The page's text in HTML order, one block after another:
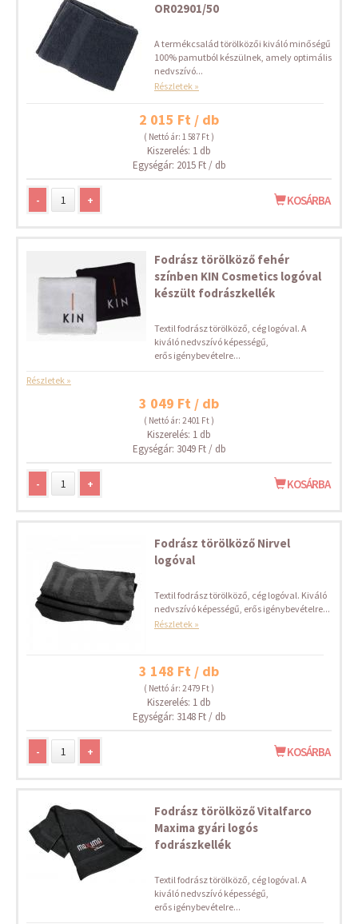
OR02901/50
A termékcsalád törölközői kiváló minőségű
100% pamutból készülnek, amely optimális
nedvszívó...
Részletek »
2 015 Ft / db
( Nettó ár: 1 587 Ft )
Kiszerelés: 1 db
Egységár: 2015 Ft / db
- + KOSÁRBA
Fodrász törölköző fehér
színben KIN Cosmetics logóval
készült fodrászkellék
Textil fodrász törölköző, cég logóval. A
kiváló nedvszívó képességű,
erős igénybevételre...
Részletek »
3 049 Ft / db
( Nettó ár: 2 401 Ft )
Kiszerelés: 1 db
Egységár: 3049 Ft / db
- + KOSÁRBA
Fodrász törölköző Nirvel
logóval
Textil fodrász törölköző, cég logóval. Kiváló
nedvszívó képességű, erős igénybevételre...
Részletek »
3 148 Ft / db
( Nettó ár: 2 479 Ft )
Kiszerelés: 1 db
Egységár: 3148 Ft / db
- + KOSÁRBA
Fodrász törölköző Vitalfarco
Maxima gyári logós
fodrászkellék
Textil fodrász törölköző, cég logóval. A
kiváló nedvszívó képességű,
erős igénybevételre...